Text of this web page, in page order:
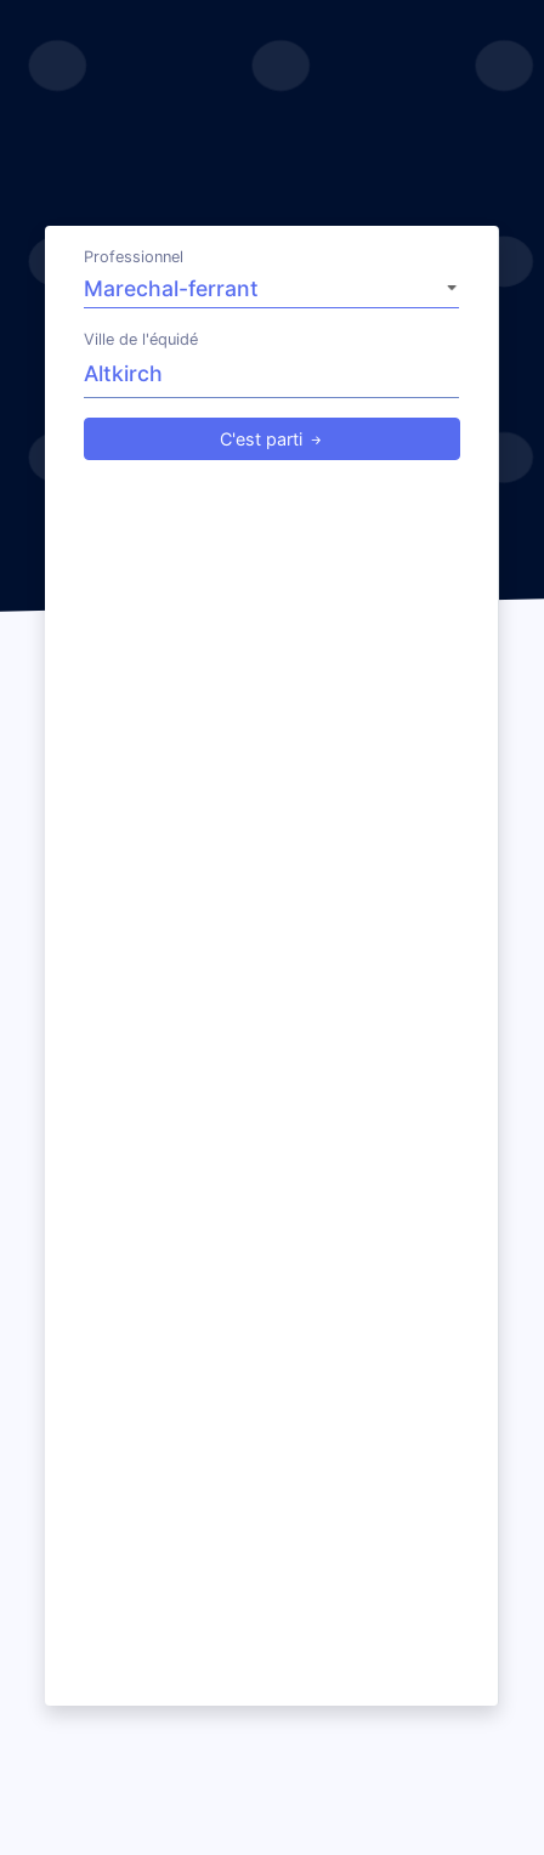
Professionnel
Ville de l'équidé
C'est parti